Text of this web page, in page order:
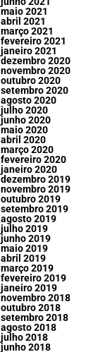
maio 2021
abril 2021
março 2021
fevereiro 2021
janeiro 2021
dezembro 2020
novembro 2020
outubro 2020
setembro 2020
agosto 2020
julho 2020
junho 2020
maio 2020
abril 2020
março 2020
fevereiro 2020
janeiro 2020
dezembro 2019
novembro 2019
outubro 2019
setembro 2019
agosto 2019
julho 2019
junho 2019
maio 2019
abril 2019
março 2019
fevereiro 2019
janeiro 2019
novembro 2018
outubro 2018
setembro 2018
agosto 2018
julho 2018
junho 2018